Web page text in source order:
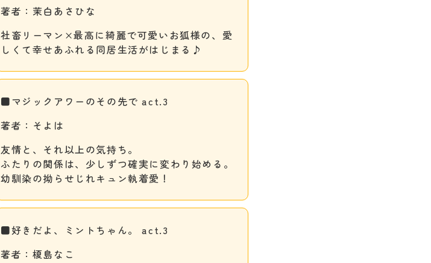
著者：茉白あさひな
社畜リーマン×最高に綺麗で可愛いお狐様の、愛
しくて幸せあふれる同居生活がはじまる♪
■マジックアワーのその先で act.3
著者：そよは
友情と、それ以上の気持ち。
ふたりの関係は、少しずつ確実に変わり始める。
幼馴染の拗らせじれキュン執着愛！
■好きだよ、ミントちゃん。 act.3
著者：榎島なこ